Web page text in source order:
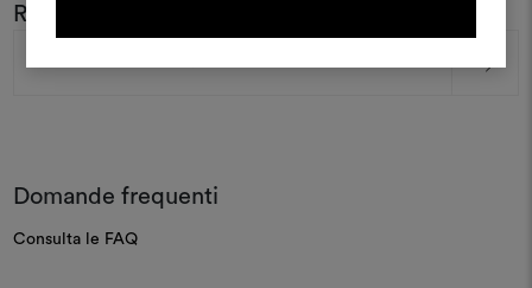
Rimani sempre aggiornato sul mondo DEDAR
Indirizzo
e-
Domande frequenti
Consulta le FAQ
REGISTRATI